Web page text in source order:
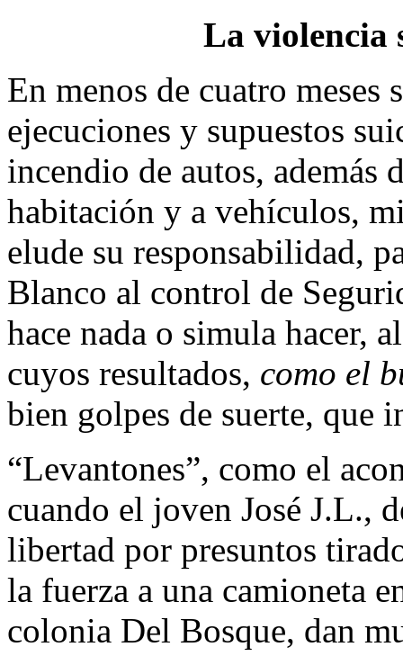
La violencia
En menos de cuatro meses
ejecuciones y supuestos
incendio de autos, además
habitación y a vehículos,
elude su responsabilidad,
Blanco al control de
hace nada o simula hacer,
cuyos resultados, como el
bien golpes de suerte, que
“Levantones”, como el
cuando el joven José J.L.,
libertad por presuntos
la fuerza a una camioneta
colonia Del Bosque, dan